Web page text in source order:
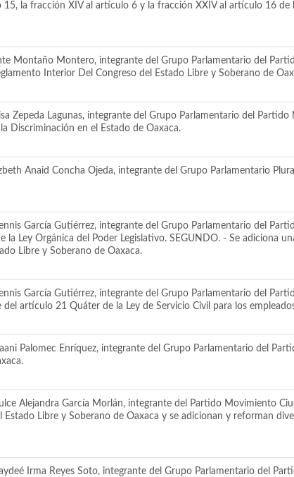
la fracción XIV al artículo 6 y la fracción XXIV al artículo 16 de
Montaño Montero, integrante del Grupo Parlamentario del
Interior Del Congreso del Estado Libre y Soberano de
Zepeda Lagunas, integrante del Grupo Parlamentario del
Discriminación en el Estado de Oaxaca.
Anaid Concha Ojeda, integrante del Grupo Parlamentario
García Gutiérrez, integrante del Grupo Parlamentario del
Ley Orgánica del Poder Legislativo. SEGUNDO. - Se adiciona
Libre y Soberano de Oaxaca.
García Gutiérrez, integrante del Grupo Parlamentario del
artículo 21 Quáter de la Ley de Servicio Civil para los
Palomec Enríquez, integrante del Grupo Parlamentario del
Alejandra García Morlán, integrante del Partido Movimiento
Libre y Soberano de Oaxaca y se adicionan y reforman
Irma Reyes Soto, integrante del Grupo Parlamentario del